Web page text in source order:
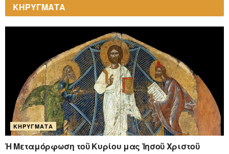
ΚΗΡΥΓΜΑΤΑ
ΚΗΡΎΓΜΑΤΑ
Ἡ Μεταμόρφωση τοῦ Κυρίου μας Ἰησοῦ Χριστοῦ